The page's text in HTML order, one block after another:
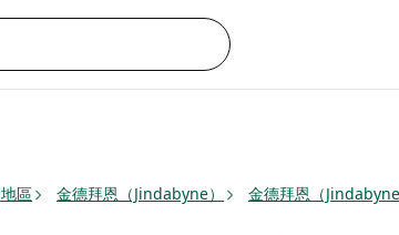
區 金德拜恩（Jindabyne） 金德拜恩（